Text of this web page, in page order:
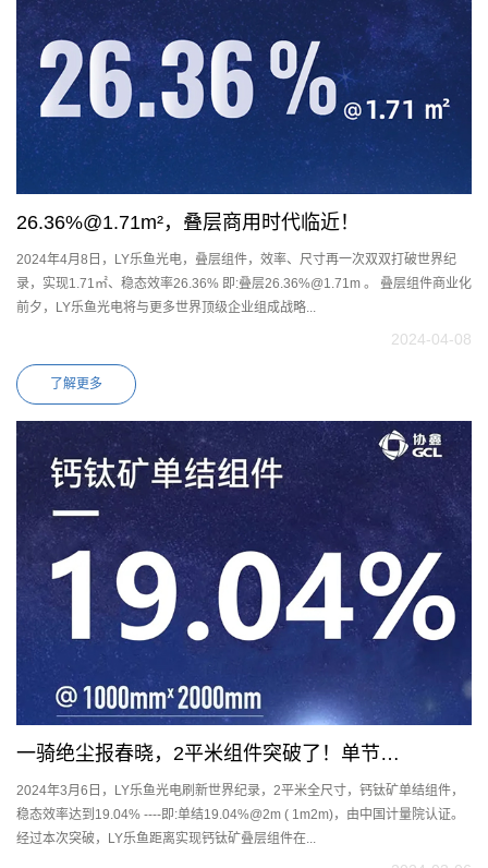
26.36%@1.71m²，叠层商用时代临近！
2024年4月8日，LY乐鱼光电，叠层组件，效率、尺寸再一次双双打破世界纪
录，实现1.71㎡、稳态效率26.36% 即:叠层26.36%@1.71m 。 叠层组件商业化
前夕，LY乐鱼光电将与更多世界顶级企业组成战略...
2024-04-08
了解更多
一骑绝尘报春晓，2平米组件突破了！单节
19.04%@2m² ( 1m×2m)
2024年3月6日，LY乐鱼光电刷新世界纪录，2平米全尺寸，钙钛矿单结组件，
稳态效率达到19.04% ----即:单结19.04%@2m ( 1m2m)，由中国计量院认证。
经过本次突破，LY乐鱼距离实现钙钛矿叠层组件在...